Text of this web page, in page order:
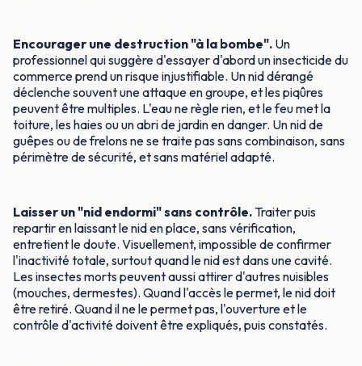
Encourager une destruction "à la bombe". Un
professionnel qui suggère d'essayer d'abord un insecticide du
commerce prend un risque injustifiable. Un nid dérangé
déclenche souvent une attaque en groupe, et les piqûres
peuvent être multiples. L'eau ne règle rien, et le feu met la
toiture, les haies ou un abri de jardin en danger. Un nid de
guêpes ou de frelons ne se traite pas sans combinaison, sans
périmètre de sécurité, et sans matériel adapté.
Laisser un "nid endormi" sans contrôle. Traiter puis
repartir en laissant le nid en place, sans vérification,
entretient le doute. Visuellement, impossible de confirmer
l'inactivité totale, surtout quand le nid est dans une cavité.
Les insectes morts peuvent aussi attirer d'autres nuisibles
(mouches, dermestes). Quand l'accès le permet, le nid doit
être retiré. Quand il ne le permet pas, l'ouverture et le
contrôle d'activité doivent être expliqués, puis constatés.